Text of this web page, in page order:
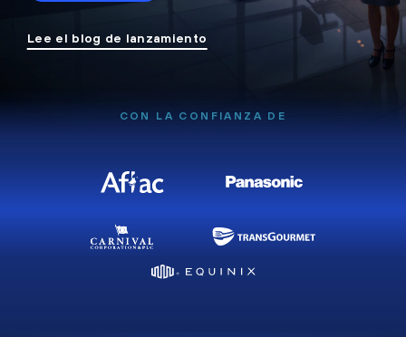
Lee el blog de lanzamiento
CON LA CONFIANZA DE